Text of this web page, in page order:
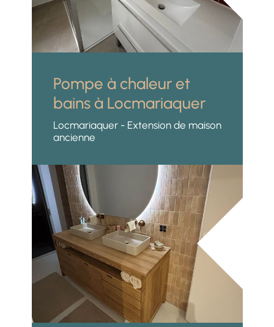
Pompe à chaleur et
bains à Locmariaquer
Locmariaquer - Extension de maison
ancienne